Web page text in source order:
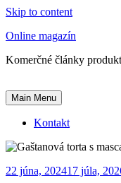
Skip to content
Online magazín
Komerčné články
Main Menu
Kontakt
22 júna, 202417 júla,